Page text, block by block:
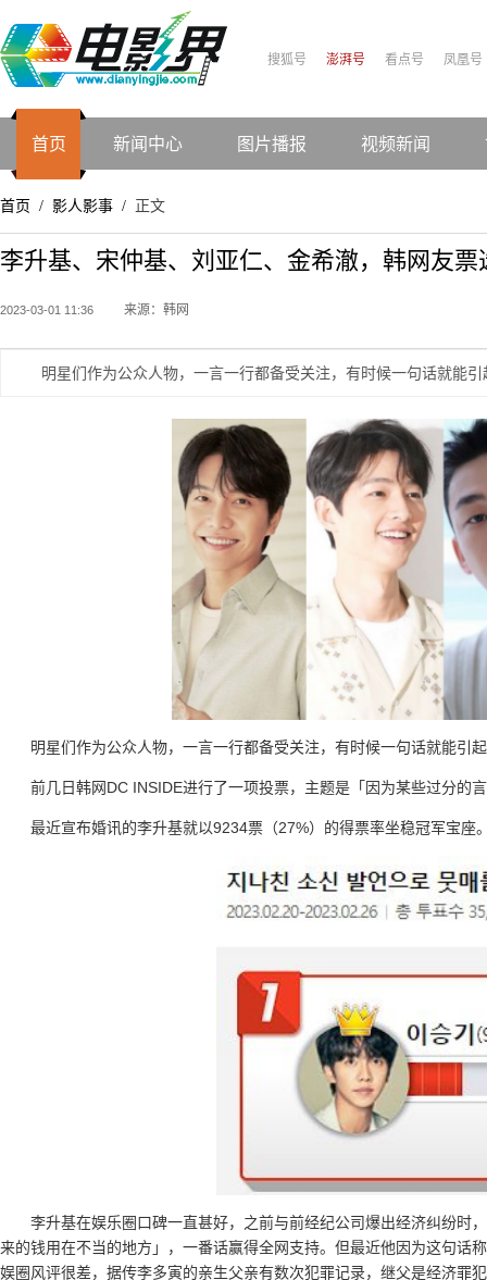
搜狐号 澎湃号 看点号 凤凰号
首页 新闻中心 图片播报 视频新闻
首页 / 影人影事 / 正文
李升基、宋仲基、刘亚仁、金希澈，韩网友
2023-03-01 11:36 来源：韩网
明星们作为公众人物，一言一行都备受关注，有时候一句话就能
明星们作为公众人物，一言一行都备受关注，有时候一句话就能引
前几日韩网DC INSIDE进行了一项投票，主题是「因为某些过分的
最近宣布婚讯的李升基就以9234票（27%）的得票率坐稳冠军宝座
李升基在娱乐圈口碑一直甚好，之前与前经纪公司爆出经济纠纷时
来的钱用在不当的地方」，一番话赢得全网支持。但最近他因为这句话
娱圈风评很差，据传李多寅的亲生父亲有数次犯罪记录，继父是经济罪